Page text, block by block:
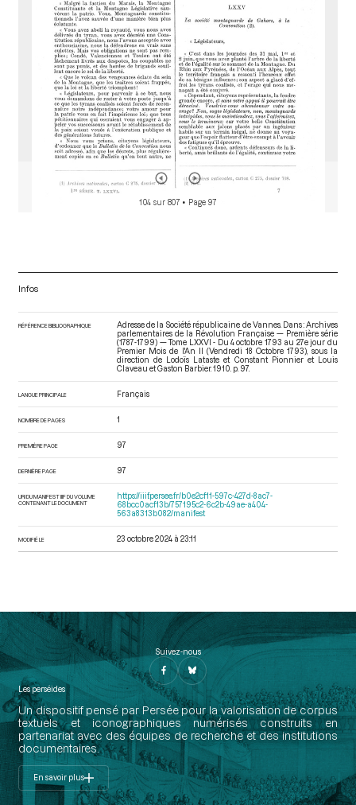
104 sur 807 • Page 97
Infos
RÉFÉRENCE BIBLIOGRAPHIQUE
Adresse de la Société républicaine de Vannes. Dans : Archives
parlementaires de la Révolution Française — Première série
(1787-1799) — Tome LXXVI - Du 4 octobre 1793 au 27e jour du
Premier Mois de l'An II (Vendredi 18 Octobre 1793) , sous la
direction de Lodoïs Lataste et Constant Pionnier et Louis
Claveau et Gaston Barbier. 1910. p. 97.
LANGUE PRINCIPALE Français
NOMBRE DE PAGES 1
PREMIÈRE PAGE 97
DERNIÈRE PAGE 97
URI DU MANIFEST IIIF DU VOLUME
CONTENANT LE DOCUMENT
https://iiif.persee.fr/b0e2cf11-597c-427d-8ac7-
68bcc0acf13b/757195c2-6c2b-49ae-a404-
563a8313b082/manifest
MODIFIÉ LE 23 octobre 2024 à 23:11
Suivez-nous
Les perséides
Un dispositif pensé par Persée pour la valorisation de corpus
textuels et iconographiques numérisés construits en
partenariat avec des équipes de recherche et des institutions
documentaires.
En savoir plus